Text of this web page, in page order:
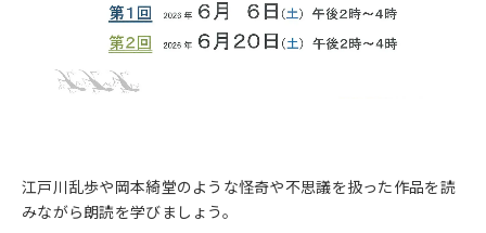
江戸川乱歩や岡本綺堂のような怪奇や不思議を扱った作品を読
みながら朗読を学びましょう。